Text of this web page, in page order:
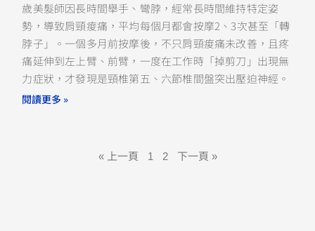
歲美髮師因長時間舉手、彎脖，經常長時間維持特定姿
勢，導致肩頸痠痛，平均每個月都會按摩2、3次甚至「轉
脖子」。一個多月前按摩後，不只肩頸痠痛未改善，且疼
痛延伸到左上臂、前臂，一度在工作時「掉剪刀」出現無
力症狀，才發現是頸椎第五、六節椎間盤突出壓迫神經。
閱讀更多 »
« 上一頁 1 2 下一頁 »